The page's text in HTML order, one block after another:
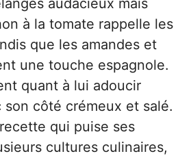
audacieux mais
à la tomate rappelle les
que les amandes et
une touche espagnole.
quant à lui adoucir
son côté crémeux et salé.
qui puise ses
cultures culinaires,